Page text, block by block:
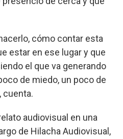
cómo contar esta
estar en ese lugar y que
el que va generando
de miedo, un poco de
cuenta.
audiovisual en una
de Hilacha Audiovisual,